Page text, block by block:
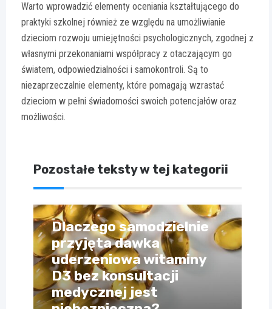
Warto wprowadzić elementy oceniania kształtującego do
praktyki szkolnej również ze względu na umożliwianie
dzieciom rozwoju umiejętności psychologicznych, zgodnej z
własnymi przekonaniami współpracy z otaczającym go
światem, odpowiedzialności i samokontroli. Są to
niezaprzeczalnie elementy, które pomagają wzrastać
dzieciom w pełni świadomości swoich potencjałów oraz
możliwości.
Pozostałe teksty w tej kategorii
Dlaczego samodzielnie
przyjęta dawka
uderzeniowa witaminy
D3 bez konsultacji
medycznej jest